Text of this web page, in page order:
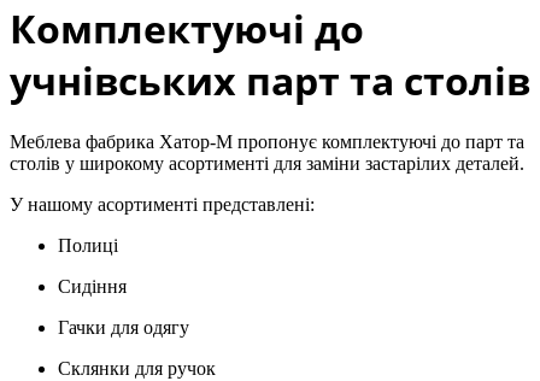
Комплектуючі до
учнівських парт та столів
Меблева фабрика Хатор-М пропонує комплектуючі до парт та
столів у широкому асортименті для заміни застарілих деталей.
У нашому асортименті представлені:
Полиці
Сидіння
Гачки для одягу
Склянки для ручок